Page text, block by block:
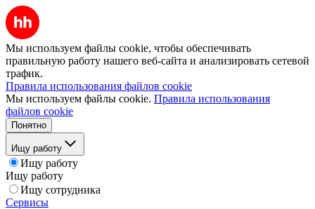
Мы используем файлы cookie, чтобы обеспечивать
правильную работу нашего веб-сайта и анализировать сетевой
трафик.
Правила использования файлов cookie
Мы используем файлы cookie. Правила использования
файлов cookie
Понятно
Ищу работу
Ищу работу
Ищу работу
Ищу сотрудника
Сервисы